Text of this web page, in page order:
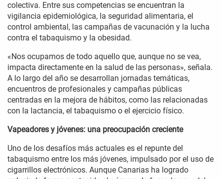
colectiva. Entre sus competencias se encuentran la
vigilancia epidemiológica, la seguridad alimentaria, el
control ambiental, las campañas de vacunación y la lucha
contra el tabaquismo y la obesidad.
«Nos ocupamos de todo aquello que, aunque no se vea,
impacta directamente en la salud de las personas», señala.
A lo largo del año se desarrollan jornadas temáticas,
encuentros de profesionales y campañas públicas
centradas en la mejora de hábitos, como las relacionadas
con la lactancia, el tabaquismo o el ejercicio físico.
Vapeadores y jóvenes: una preocupación creciente
Uno de los desafíos más actuales es el repunte del
tabaquismo entre los más jóvenes, impulsado por el uso de
cigarrillos electrónicos. Aunque Canarias ha logrado